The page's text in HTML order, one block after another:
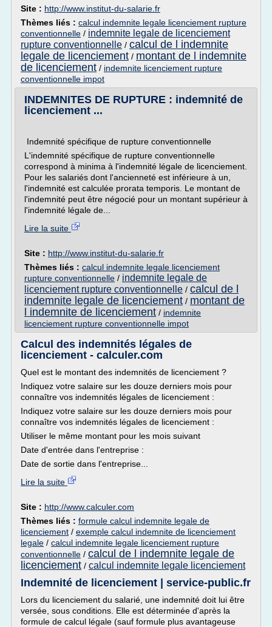
Site : http://www.institut-du-salarie.fr
Thèmes liés : calcul indemnite legale licenciement rupture
conventionnelle / indemnite legale de licenciement
rupture conventionnelle / calcul de l indemnite
legale de licenciement / montant de l indemnite
de licenciement / indemnite licenciement rupture
conventionnelle impot
INDEMNITES DE RUPTURE : indemnité de
licenciement ...
Indemnité spécifique de rupture conventionnelle
L'indemnité spécifique de rupture conventionnelle
correspond à minima à l'indemnité légale de licenciement.
Pour les salariés dont l'ancienneté est inférieure à un,
l'indemnité est calculée prorata temporis. Le montant de
l'indemnité peut être négocié pour un montant supérieur à
l'indemnité légale de...
Lire la suite
Site : http://www.institut-du-salarie.fr
Thèmes liés : calcul indemnite legale licenciement
rupture conventionnelle / indemnite legale de
licenciement rupture conventionnelle / calcul de l
indemnite legale de licenciement / montant de
l indemnite de licenciement / indemnite
licenciement rupture conventionnelle impot
Calcul des indemnités légales de
licenciement - calculer.com
Quel est le montant des indemnités de licenciement ?
Indiquez votre salaire sur les douze derniers mois pour
connaître vos indemnités légales de licenciement :
Indiquez votre salaire sur les douze derniers mois pour
connaître vos indemnités légales de licenciement :
Utiliser le même montant pour les mois suivant
Date d'entrée dans l'entreprise :
Date de sortie dans l'entreprise...
Lire la suite
Site : http://www.calculer.com
Thèmes liés : formule calcul indemnite legale de
licenciement / exemple calcul indemnite de licenciement
legale / calcul indemnite legale licenciement rupture
conventionnelle / calcul de l indemnite legale de
licenciement / calcul indemnite legale licenciement
Indemnité de licenciement | service-public.fr
Lors du licenciement du salarié, une indemnité doit lui être
versée, sous conditions. Elle est déterminée d'après la
formule de calcul légale (sauf formule plus avantageuse